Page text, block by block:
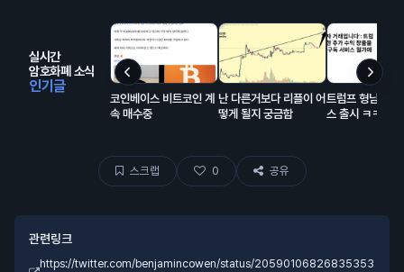
실시간
암호화폐 소식
인기글
코인베이스 비트코인 계
속 매수중
난 다른거보다 리플이 어
떻게 될지 궁금함
트럼프 형님의
스 출시 ㅋㅋㅋ
스크랩 0 공유
관련링크
https://twitter.com/benjamincowen/status/20590106826835353